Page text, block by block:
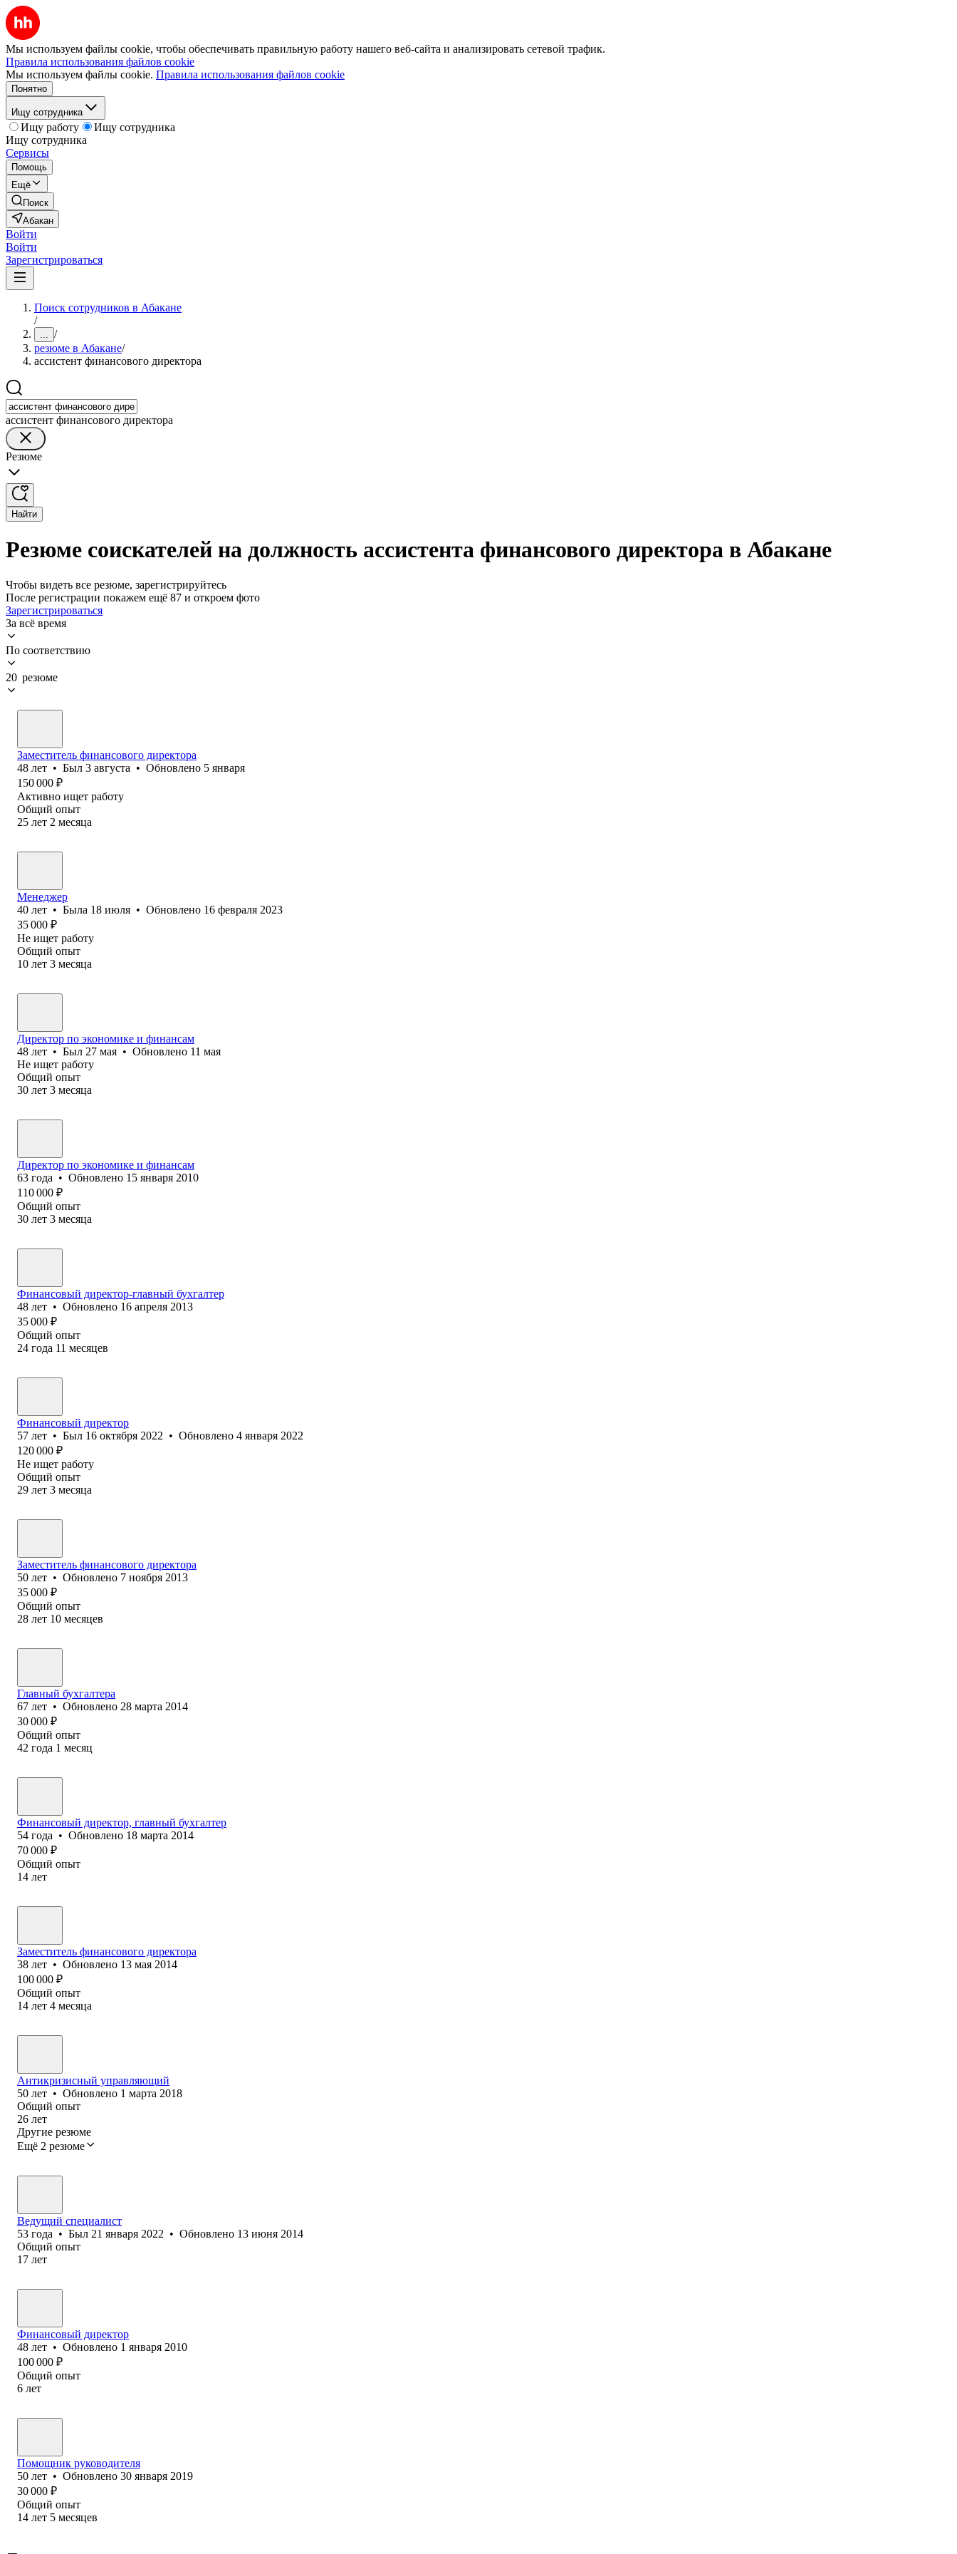
Мы используем файлы cookie, чтобы обеспечивать правильную работу нашего веб-сайта и анализировать сетевой трафик.
Правила использования файлов cookie
Мы используем файлы cookie. Правила использования файлов cookie
Понятно
Ищу сотрудника
Ищу работу
Ищу сотрудника
Ищу сотрудника
Сервисы
Помощь
Ещё
Поиск
Абакан
Войти
Войти
Зарегистрироваться
Поиск сотрудников в Абакане
/
... /
резюме в Абакане/
ассистент финансового директора
ассистент финансового директора
Резюме
Найти
Резюме соискателей на должность ассистента финансового директора в Абакане
Чтобы видеть все резюме, зарегистрируйтесь
После регистрации покажем ещё 87 и откроем фото
Зарегистрироваться
За всё время
По соответствию
20 резюме
Заместитель финансового директора
48 лет • Был 3 августа • Обновлено 5 января
150 000 ₽
Активно ищет работу
Общий опыт
25 лет 2 месяца
Менеджер
40 лет • Была 18 июля • Обновлено 16 февраля 2023
35 000 ₽
Не ищет работу
Общий опыт
10 лет 3 месяца
Директор по экономике и финансам
48 лет • Был 27 мая • Обновлено 11 мая
Не ищет работу
Общий опыт
30 лет 3 месяца
Директор по экономике и финансам
63 года • Обновлено 15 января 2010
110 000 ₽
Общий опыт
30 лет 3 месяца
Финансовый директор-главный бухгалтер
48 лет • Обновлено 16 апреля 2013
35 000 ₽
Общий опыт
24 года 11 месяцев
Финансовый директор
57 лет • Был 16 октября 2022 • Обновлено 4 января 2022
120 000 ₽
Не ищет работу
Общий опыт
29 лет 3 месяца
Заместитель финансового директора
50 лет • Обновлено 7 ноября 2013
35 000 ₽
Общий опыт
28 лет 10 месяцев
Главный бухгалтера
67 лет • Обновлено 28 марта 2014
30 000 ₽
Общий опыт
42 года 1 месяц
Финансовый директор, главный бухгалтер
54 года • Обновлено 18 марта 2014
70 000 ₽
Общий опыт
14 лет
Заместитель финансового директора
38 лет • Обновлено 13 мая 2014
100 000 ₽
Общий опыт
14 лет 4 месяца
Антикризисный управляющий
50 лет • Обновлено 1 марта 2018
Общий опыт
26 лет
Другие резюме
Ещё 2 резюме
Ведущий специалист
53 года • Был 21 января 2022 • Обновлено 13 июня 2014
Общий опыт
17 лет
Финансовый директор
48 лет • Обновлено 1 января 2010
100 000 ₽
Общий опыт
6 лет
Помощник руководителя
50 лет • Обновлено 30 января 2019
30 000 ₽
Общий опыт
14 лет 5 месяцев